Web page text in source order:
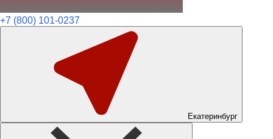
+7 (800) 101-0237
Екатеринбург